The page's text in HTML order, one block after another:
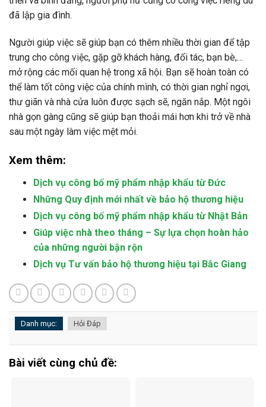
đã lập gia đình.
Người giúp việc sẽ giúp bạn có thêm nhiều thời gian để tập
trung cho công việc, gặp gỡ khách hàng, đối tác, bạn bè,…
mở rộng các mối quan hệ trong xã hội. Bạn sẽ hoàn toàn có
thể làm tốt công việc của chính mình, có thời gian nghỉ ngơi,
thư giãn và nhà cửa luôn được sạch sẽ, ngăn nắp. Một ngôi
nhà gọn gàng cũng sẽ giúp bạn thoải mái hơn khi trở về nhà
sau một ngày làm việc mệt mỏi.
Xem thêm:
Dịch vụ công bố mỹ phẩm nhập khẩu từ Đức
Những Quy định mới nhất về bảo hộ thương hiệu
Dịch vụ công bố mỹ phẩm nhập khẩu từ Nhật Bản
Giúp việc nhà theo tháng – Sự lựa chọn hoàn hảo
của những người bận rộn
Dịch vụ Tư vấn bảo hộ thương hiệu tại Bắc Giang
Danh mục: Hỏi Đáp
Bài viết cùng chủ đề: